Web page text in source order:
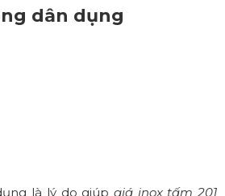
dân dụng
là lý do giúp giá inox tấm 201